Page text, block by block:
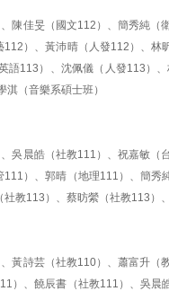
陳佳旻（國文112）、簡秀純（
112）、黃沛晴（人發112）、
語113）、沈佩儀（人發113）
（音樂系碩士班）
吳晨皓（社教111）、祝嘉敏
111）、郭晴（地理111）、簡
社教113）、蔡昉縈（社教113
黃詩芸（社教110）、蕭富升（
）、饒辰書（社教111）、吳